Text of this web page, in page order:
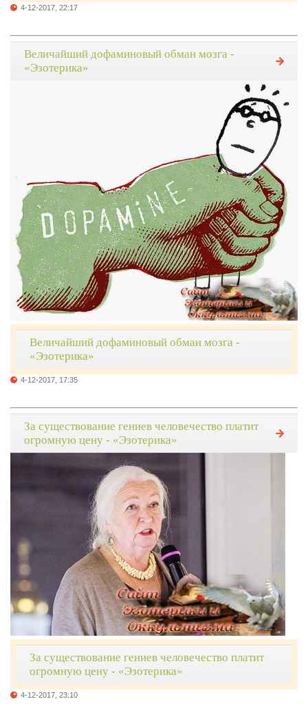
4-12-2017, 22:17
Величайший дофаминовый обман мозга -
«Эзотерика»
Величайший дофаминовый обман мозга -
«Эзотерика»
4-12-2017, 17:35
За существование гениев человечество платит
огромную цену - «Эзотерика»
За существование гениев человечество платит
огромную цену - «Эзотерика»
4-12-2017, 23:10